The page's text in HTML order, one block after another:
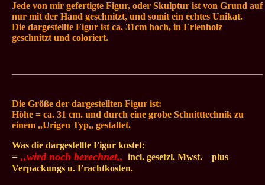
Jede von mir gefertigte Figur, oder Skulptur ist von Grund auf
nur mit der Hand geschnitzt, und somit ein echtes Unikat.
Die dargestellte Figur ist ca. 31cm hoch, in Erlenholz
geschnitzt und coloriert.
Die Größe der dargestellten Figur ist:
Höhe = ca. 31 cm. und durch eine grobe Schnitttechnik zu
einem ,,Urigen Typ,, gestaltet.
Was die dargestellte Figur kostet:
= ,,wird noch berechnet,, incl. gesetzl. Mwst.
plus
Verpackungs u. Frachtkosten.